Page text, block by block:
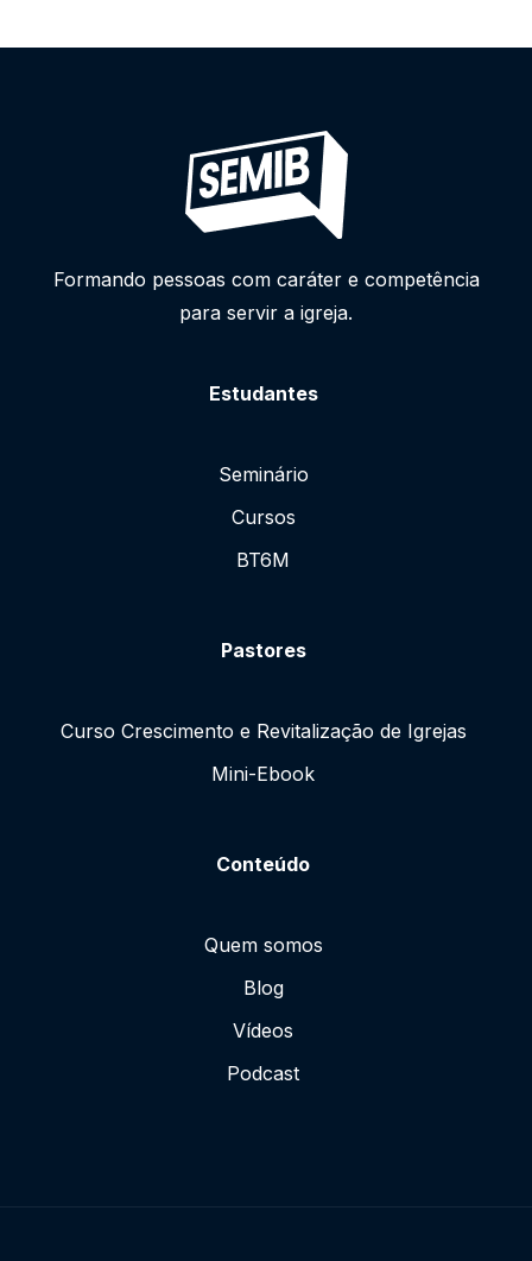
Formando pessoas com caráter e competência
para servir a igreja.
Estudantes
Seminário
Cursos
BT6M
Pastores
Curso Crescimento e Revitalização de Igrejas
Mini-Ebook
Conteúdo
Quem somos
Blog
Vídeos
Podcast